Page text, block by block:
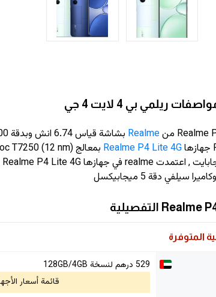
ريلمي بي 4 لايت 4 جي
Realme بشاشة قياس 6.74 انش وبدقة
Realme P4 Lite 4G
المتوفرة
529 درهم لنسخة 128GB/4GB
قائمة أسعار